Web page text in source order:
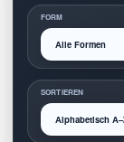
FORM
SORTIEREN